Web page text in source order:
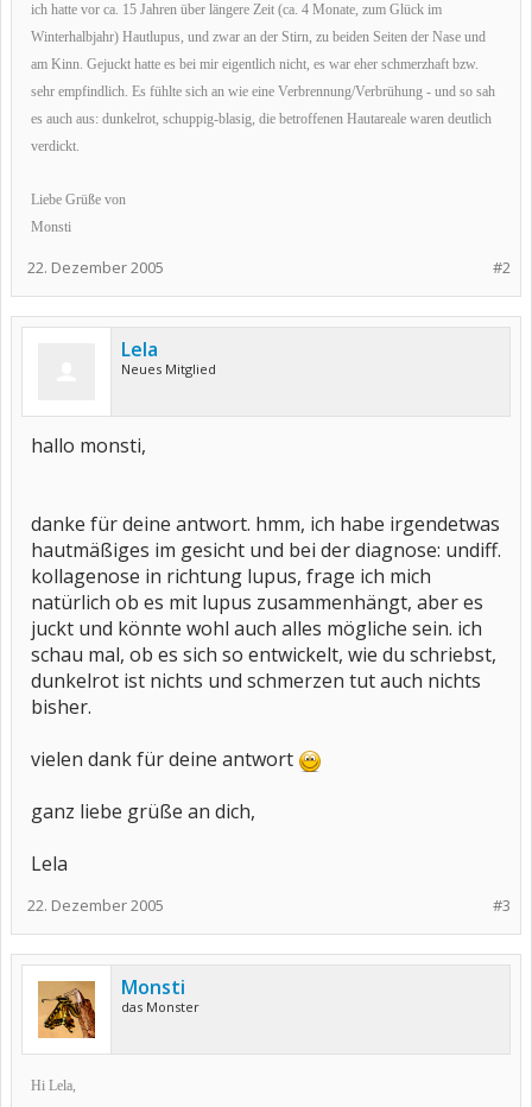
ich hatte vor ca. 15 Jahren über längere Zeit (ca. 4 Monate, zum Glück im
Winterhalbjahr) Hautlupus, und zwar an der Stirn, zu beiden Seiten der Nase und
am Kinn. Gejuckt hatte es bei mir eigentlich nicht, es war eher schmerzhaft bzw.
sehr empfindlich. Es fühlte sich an wie eine Verbrennung/Verbrühung - und so sah
es auch aus: dunkelrot, schuppig-blasig, die betroffenen Hautareale waren deutlich
verdickt.
Liebe Grüße von
Monsti
#2
22. Dezember 2005
Lela
Neues Mitglied
hallo monsti,
danke für deine antwort. hmm, ich habe irgendetwas
hautmäßiges im gesicht und bei der diagnose: undiff.
kollagenose in richtung lupus, frage ich mich
natürlich ob es mit lupus zusammenhängt, aber es
juckt und könnte wohl auch alles mögliche sein. ich
schau mal, ob es sich so entwickelt, wie du schriebst,
dunkelrot ist nichts und schmerzen tut auch nichts
bisher.
vielen dank für deine antwort
ganz liebe grüße an dich,
Lela
#3
22. Dezember 2005
Monsti
das Monster
Hi Lela,